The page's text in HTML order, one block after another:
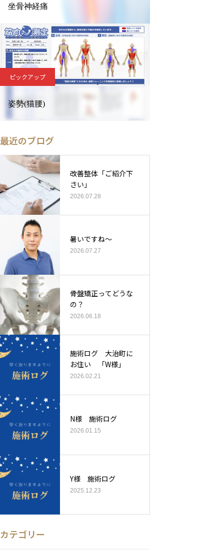
坐骨神経痛
ピックアップ
姿勢(猫腰)
最近のブログ
改善整体「ご紹介下
さい」
2026.07.28
暑いですね〜
2026.07.27
骨盤矯正ってどうな
の？
2026.06.18
施術ログ 大治町に
お住い 「W様」
2026.02.21
N様 施術ログ
2026.01.15
Y様 施術ログ
2025.12.23
カテゴリー